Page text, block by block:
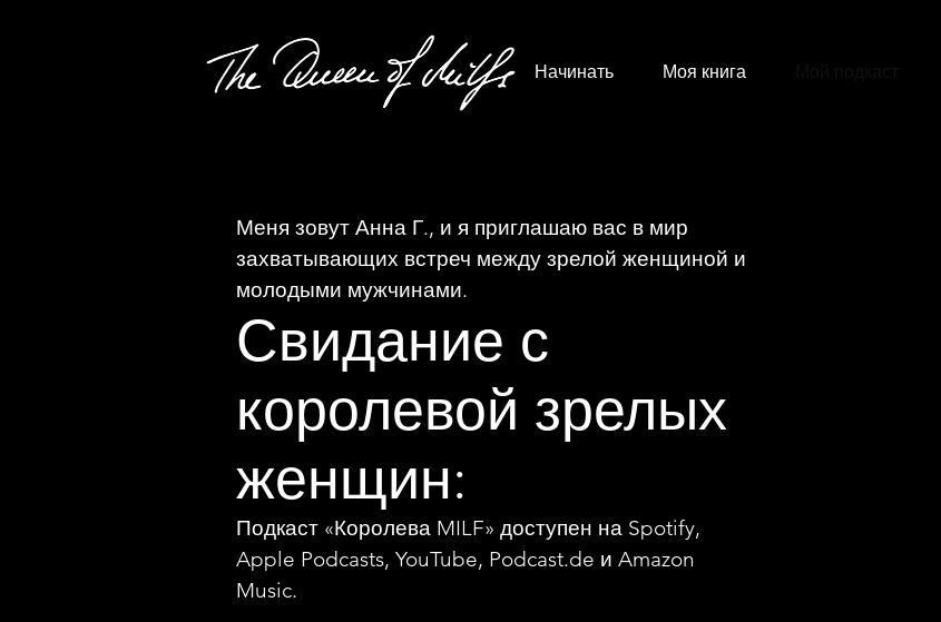
Начинать Моя книга
Меня зовут Анна Г., и я приглашаю вас в мир
захватывающих встреч между зрелой женщиной и
молодыми мужчинами.
Свидание с
королевой зрелых
женщин:
Подкаст «Королева MILF» доступен на Spotify,
Apple Podcasts, YouTube, Podcast.de и Amazon
Music.